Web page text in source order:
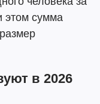
этом сумма
в 2026